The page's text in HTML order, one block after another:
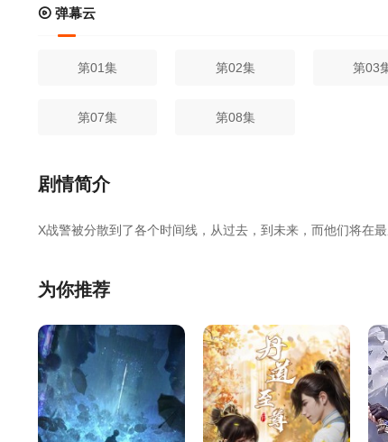
弹幕云
第01集 第02集 第03
第07集 第08集
剧情简介
X战警被分散到了各个时间线，从过去，到未来，而他们将
为你推荐